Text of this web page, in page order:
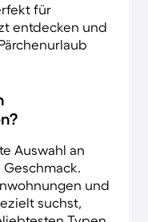
für
entdecken und
Auswahl an
und
suchst,